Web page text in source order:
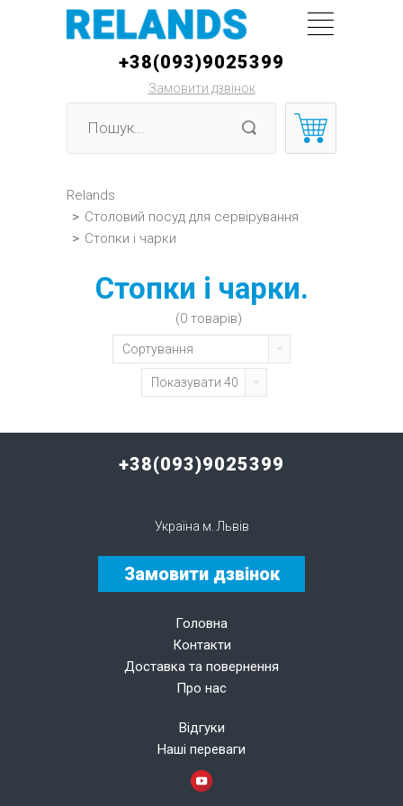
+38(093)9025399
Замовити дзвінок
Relands
> Столовий посуд для сервірування
> Стопки і чарки
Стопки і чарки.
(0 товарів)
Показувати 40
Сортування
+38(093)9025399
Україна м. Львів
Замовити дзвінок
Головна
Контакти
Доставка та повернення
Про нас
Відгуки
Наші переваги